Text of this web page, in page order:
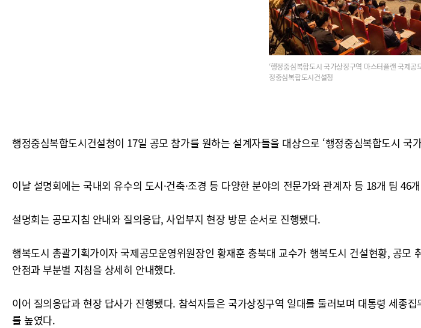
‘행정중심복합도시 국가상징구역 마스터플랜 국제
정중심복합도시건설청
행정중심복합도시건설청이 17일 공모 참가를 원하는 설계자들을 대상으로 ‘행정중심복합도시 국
이날 설명회에는 국내외 유수의 도시·건축·조경 등 다양한 분야의 전문가와 관계자 등 18개 팀 46
설명회는 공모지침 안내와 질의응답, 사업부지 현장 방문 순서로 진행됐다.
행복도시 총괄기획가이자 국제공모운영위원장인 황재훈 충북대 교수가 행복도시 건설현황, 공
안점과 부분별 지침을 상세히 안내했다.
이어 질의응답과 현장 답사가 진행됐다. 참석자들은 국가상징구역 일대를 둘러보며 대통령 세종
를 높였다.